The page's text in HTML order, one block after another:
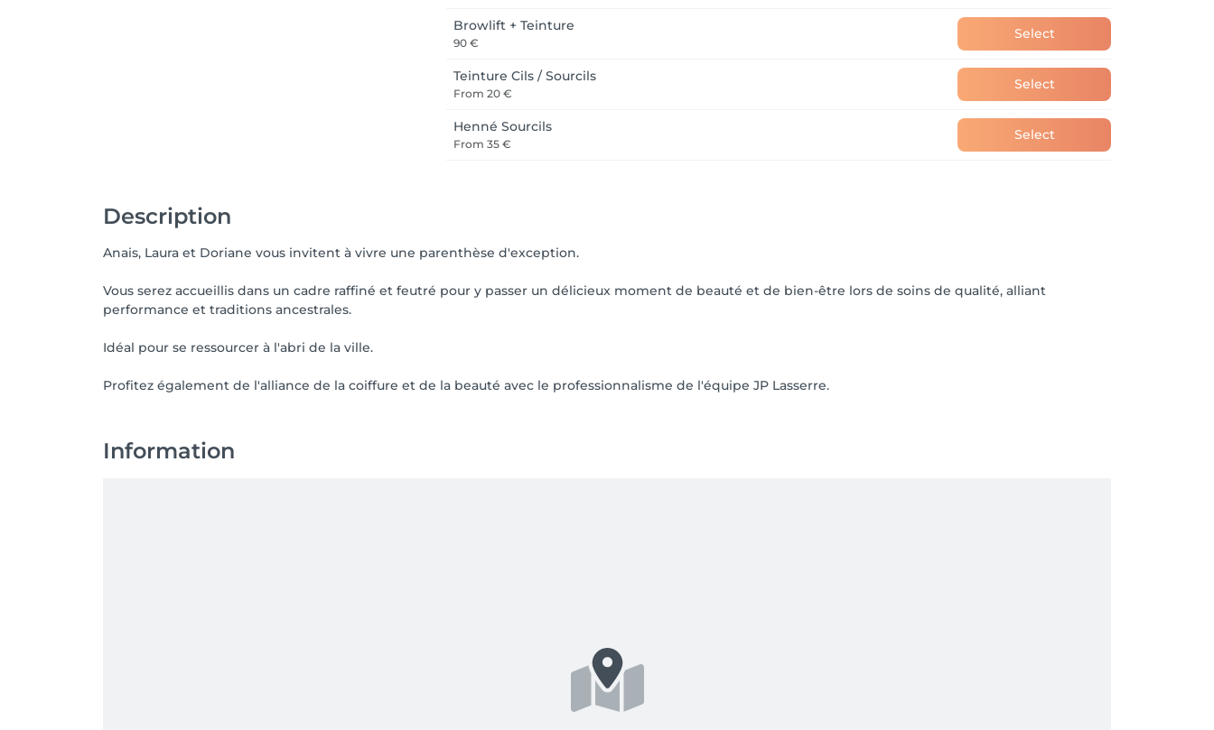
Browlift + Teinture
90 €
Select
Teinture Cils / Sourcils
From 20 €
Select
Henné Sourcils
From 35 €
Select
Description
Anais, Laura et Doriane vous invitent à vivre une parenthèse d'exception.
Vous serez accueillis dans un cadre raffiné et feutré pour y passer un délicieux moment de beauté et de bien-être lors de soins de qualité, alliant
performance et traditions ancestrales.
Idéal pour se ressourcer à l'abri de la ville.
Profitez également de l'alliance de la coiffure et de la beauté avec le professionnalisme de l'équipe JP Lasserre.
Information